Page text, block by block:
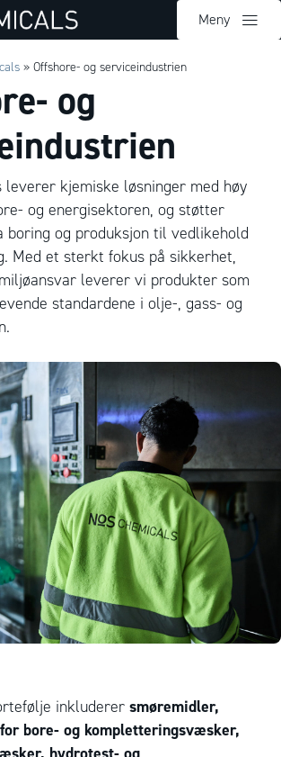
Meny
» Offshore- og serviceindustrien
og
leverer kjemiske løsninger med høy
og energisektoren, og støtter
boring og produksjon til vedlikehold
Med et sterkt fokus på sikkerhet,
leverer vi produkter som
standardene i olje-, gass- og
inkluderer smøremidler,
bore- og kompletteringsvæsker,